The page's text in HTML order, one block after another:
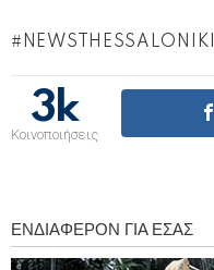
NEWSTHESSALONIKI
3k
Κοινοποιήσεις